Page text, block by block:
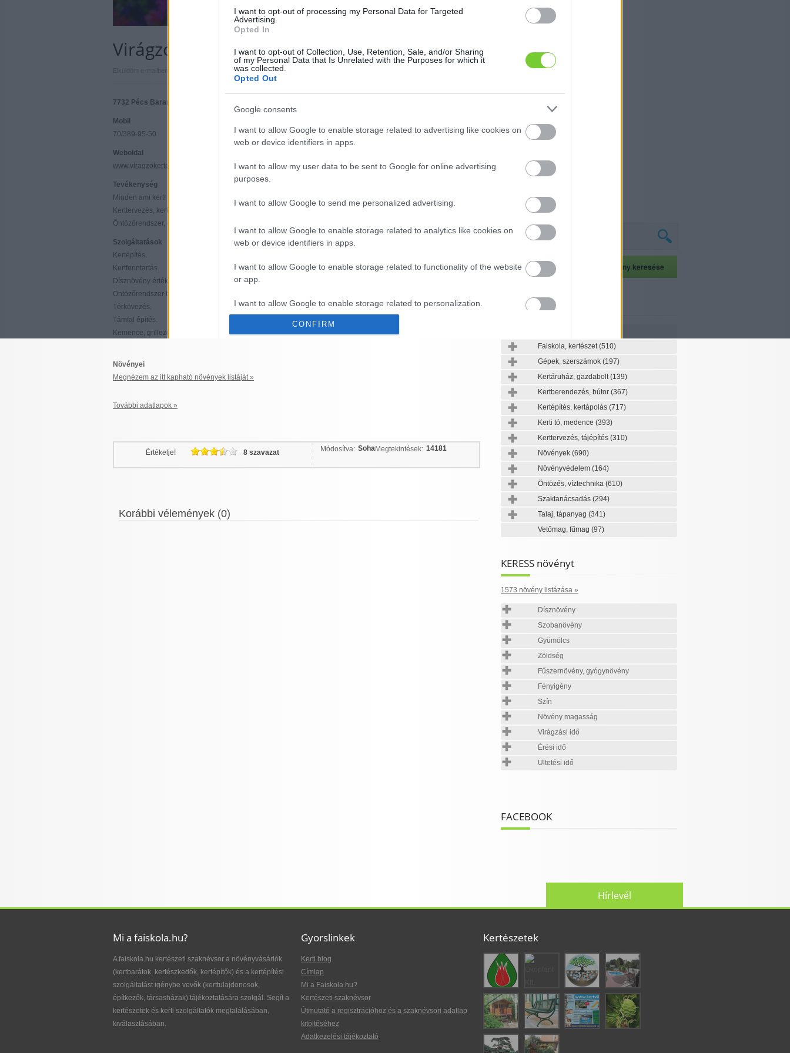
I want to opt-out of processing my Personal Data for Targeted
Advertising.
Opted In
I want to opt-out of Collection, Use, Retention, Sale, and/or Sharing
of my Personal Data that Is Unrelated with the Purposes for which it
was collected.
Opted Out
Google consents
I want to allow Google to enable storage related to advertising like cookies on
web or device identifiers in apps.
I want to allow my user data to be sent to Google for online advertising
purposes.
I want to allow Google to send me personalized advertising.
I want to allow Google to enable storage related to analytics like cookies on
web or device identifiers in apps.
I want to allow Google to enable storage related to functionality of the website
or app.
I want to allow Google to enable storage related to personalization.
authentication functionality and fraud prevention, and other user protection.
CONFIRM
Virágzókertek
Hibát jelentek
7732 Pécs Baranya megye
Mobil
70/389-95-50
e-mail küldése...
Weboldal
www.viragzokertek.hu
Tevékenység
Minden ami kert!
Kerttervezés, kertépítés, parkosítás, kertfenntartás. Díszfák és cserjék, dísznövények, palánták értékesítése.
Öntözőrendszer, esővízgyűjtő telepítése. Térkövezés. Támfalépítés. Kemencék, grillezők, kerti padok építése.
Szolgáltatások
Kertépítés.
Kertfenntartás.
Dísznövény értékesítés.
Öntözőrendszer telepítés.
Térkövezés.
Támfal építés.
Kemence, grillező építés.
Növényei
Megnézem az itt kapható növények listáját »
További adatlapok »
Értékelje! 8 szavazat Módosítva: SohaMegtekintések: 14181
Korábbi vélemények (0)
Kertészeti szaknévsor
Faiskola, kertészet(510)
Gépek, szerszámok (197)
Kertáruház, gazdabolt(139)
Kertberendezés, bútor (367)
Kertépítés, kertápolás (717)
Kerti tó, medence (393)
Kerttervezés, tájépítés (310)
Növények (690)
Növényvédelem (164)
Öntözés, víztechnika (610)
Szaktanácsadás (294)
Talaj, tápanyag (341)
Vetőmag, fűmag (97)
KERESS növényt
1573 növény listázása »
Dísznövény
Szobanövény
Gyümölcs
Zöldség
Fűszernövény, gyógynövény
Fényigény
Szín
Növény magasság
Virágzási idő
Érési idő
Ültetési idő
FACEBOOK
Hírlevél
Mi a faiskola.hu?
A faiskola.hu kertészeti szaknévsor a növényvásárlók
(kertbarátok, kertészkedők, kertépítők) és a kertépítési
szolgáltatást igénybe vevők (kerttulajdonosok,
építkezők, társasházak) tájékoztatására szolgál. Segít a
kertészetek és kerti szolgáltatók megtalálásában,
kiválasztásában.
Gyorslinkek
Kerti blog
Címlap
Mi a Faiskola.hu?
Kertészeti szaknévsor
Útmutató a regisztrációhoz és a szaknévsori adatlap
kitöltéséhez
Adatkezelési tájékoztató
Kertészetek